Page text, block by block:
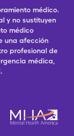
médico.
y no sustituyen
médico
una afección
profesional de
médica,